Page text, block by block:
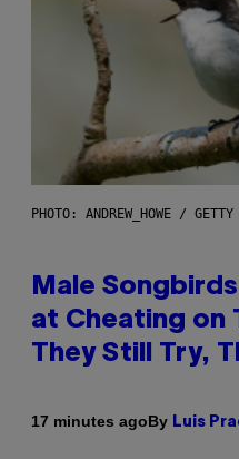
PHOTO: ANDREW_HOWE /
Male
at Cheating on
They Still Try,
17 minutes agoBy Luis